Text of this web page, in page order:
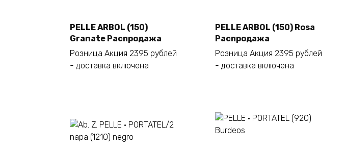
Añadir al carrito
PELLE ARBOL (150)
Granate Распродажа
Розница Акция 2395 рублей
- доставка включена
Añadir al carrito
PELLE ARBOL (150) Rosa
Распродажа
Розница Акция 2395 рублей
- доставка включена